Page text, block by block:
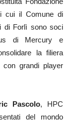
cui il Comune di
di Forlì sono soci
di Mercury e
la filiera
con grandi player
Pascolo, HPC
del mondo